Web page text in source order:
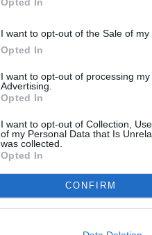
I want to opt-out of the Sale of my
Opted In
I want to opt-out of processing
Advertising.
Opted In
I want to opt-out of Collection,
of my Personal Data that Is
was collected.
Opted In
CONFIRM